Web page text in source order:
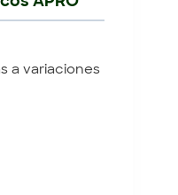
a variaciones